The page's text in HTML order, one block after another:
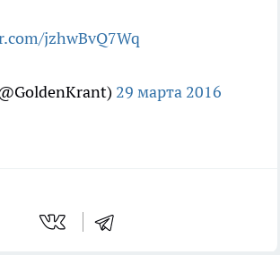
jzhwBvQ7Wq
29 марта 2016